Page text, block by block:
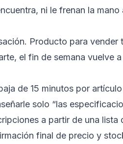
ni le frenan la
Producto para
el fin de semana vuelve
de 15 minutos por
solo “las
a partir de una lista
final de precio y